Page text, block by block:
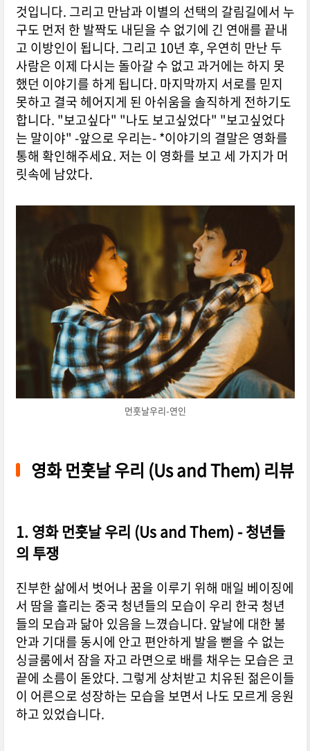
것입니다. 그리고 만남과 이별의 선택의 갈림길에서 누
구도 먼저 한 발짝도 내딛을 수 없기에 긴 연애를 끝내
고 이방인이 됩니다. 그리고 10년 후, 우연히 만난 두
사람은 이제 다시는 돌아갈 수 없고 과거에는 하지 못
했던 이야기를 하게 됩니다. 마지막까지 서로를 믿지
못하고 결국 헤어지게 된 아쉬움을 솔직하게 전하기도
합니다. "보고싶다" "나도 보고싶었다" "보고싶었다
는 말이야" -앞으로 우리는- *이야기의 결말은 영화를
통해 확인해주세요. 저는 이 영화를 보고 세 가지가 머
릿속에 남았다.
먼훗날우리-연인
영화 먼훗날 우리 (Us and Them) 리뷰
1. 영화 먼훗날 우리 (Us and Them) - 청년들
의 투쟁
진부한 삶에서 벗어나 꿈을 이루기 위해 매일 베이징에
서 땀을 흘리는 중국 청년들의 모습이 우리 한국 청년
들의 모습과 닮아 있음을 느꼈습니다. 앞날에 대한 불
안과 기대를 동시에 안고 편안하게 발을 뻗을 수 없는
싱글룸에서 잠을 자고 라면으로 배를 채우는 모습은 코
끝에 소름이 돋았다. 그렇게 상처받고 치유된 젊은이들
이 어른으로 성장하는 모습을 보면서 나도 모르게 응원
하고 있었습니다.